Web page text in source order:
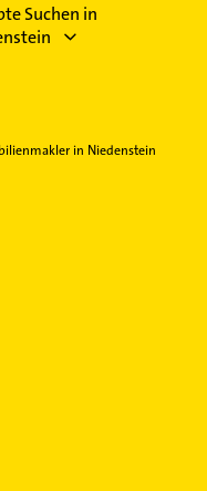
Suchen in
in Niedenstein